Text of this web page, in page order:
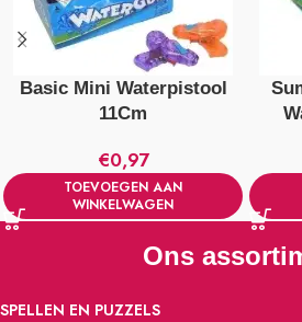
Basic Mini Waterpistool
11Cm
€0,97
TOEVOEGEN AAN
WINKELWAGEN
Ons
SPELLEN EN PUZZELS